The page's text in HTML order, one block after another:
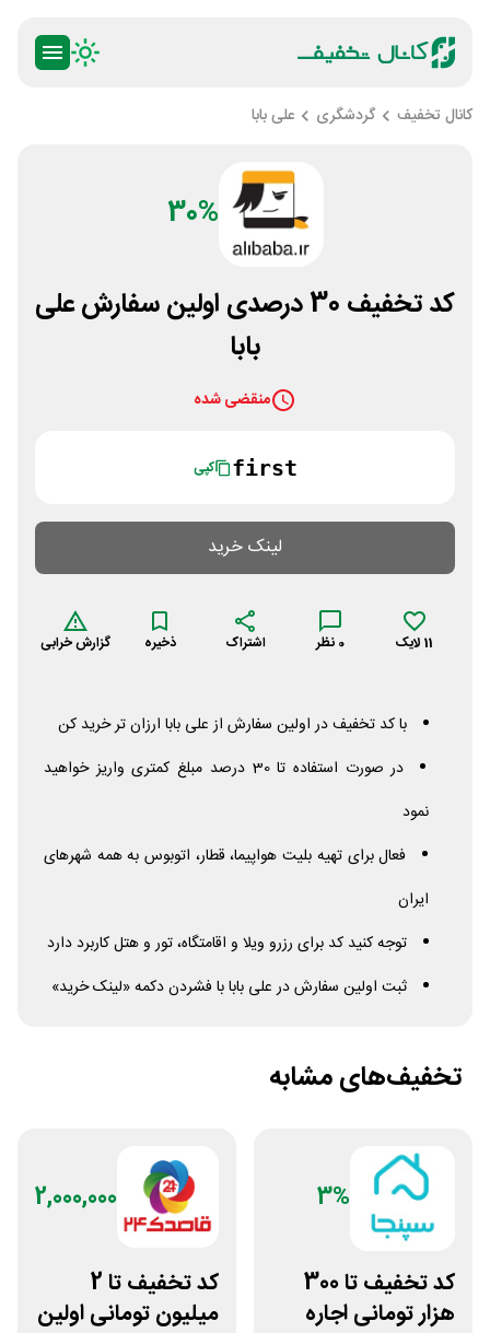
کانال تخفیف گردشگری علی بابا
30%
کد تخفیف 30 درصدی اولین سفارش علی
بابا
منقضی شده
first کپی
لینک خرید
11لایک 0 نظر اشتراک ذخیره گزارش خرابی
با کد تخفیف در اولین سفارش از علی بابا ارزان تر خرید کن
در صورت استفاده تا 30 درصد مبلغ کمتری واریز خواهید
نمود
فعال برای تهیه بلیت هواپیما، قطار، اتوبوس به همه شهرهای
ایران
توجه کنید کد برای رزرو ویلا و اقامتگاه، تور و هتل کاربرد دارد
ثبت اولین سفارش در علی بابا با فشردن دکمه «لینک خرید»
تخفیف‌های مشابه
3%
کد تخفیف تا 300
هزار تومانی اجاره
2,000,000
کد تخفیف تا 2
میلیون تومانی اولین